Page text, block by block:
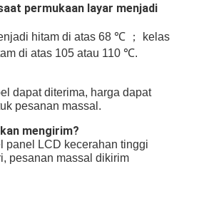
permukaan layar menjadi
hitam di atas 68 ℃ ； kelas
di atas 105 atau 110 ℃.
dapat diterima, harga dapat
pesanan massal.
mengirim?
panel LCD kecerahan tinggi
pesanan massal dikirim